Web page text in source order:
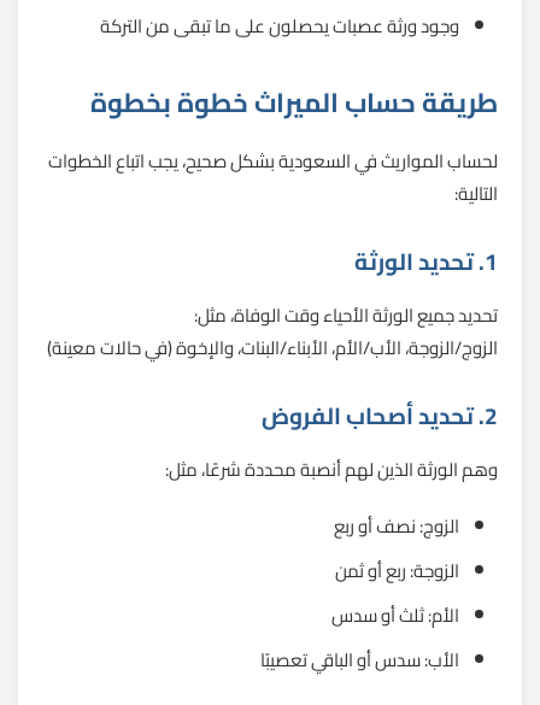
وجود ورثة عصبات يحصلون على ما تبقى من التركة
طريقة حساب الميراث خطوة بخطوة
لحساب المواريث في السعودية بشكل صحيح، يجب اتباع الخطوات
التالية:
1. تحديد الورثة
تحديد جميع الورثة الأحياء وقت الوفاة، مثل:
الزوج/الزوجة، الأب/الأم، الأبناء/البنات، والإخوة (في حالات معينة)
2. تحديد أصحاب الفروض
وهم الورثة الذين لهم أنصبة محددة شرعًا، مثل:
الزوج: نصف أو ربع
الزوجة: ربع أو ثمن
الأم: ثلث أو سدس
الأب: سدس أو الباقي تعصيبًا